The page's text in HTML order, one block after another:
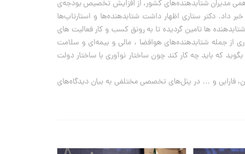
مدیران شتابدهنده‌های کشور، از افزایش تخصیص بودجه‌‌‌ی
دکتر ستاری اظهار داشت شتابدهنده‌ها و استارتاپ‌ها
ها تامین گردیده تا به رونق کسب و کار فعالیت های
از جمله شتابدهنده‌های هوافضا ، مالی و بیمه‌ای و سلامت
که باید چه کار کند چون ساختار نوآوری با ساختار دولت
فارابی و … در پنل‌های تخصصی مختلفی به بیان دیدگاه‌های